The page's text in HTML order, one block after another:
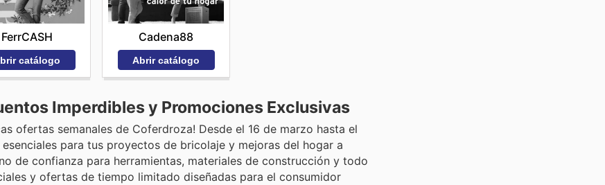
FerrCASH
catálogo
Cadena88
Abrir catálogo
Imperdibles y Promociones Exclusivas
ofertas semanales de Coferdroza! Desde el 16 de marzo hasta el
para tus proyectos de bricolaje y mejoras del hogar a
de confianza para herramientas, materiales de construcción y todo
y ofertas de tiempo limitado diseñadas para el consumidor